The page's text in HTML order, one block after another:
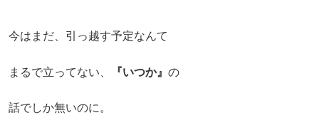
今はまだ、引っ越す予定なんて
まるで立ってない、 『いつか』 の
話でしか無いのに。